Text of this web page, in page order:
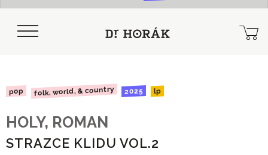
pop folk, world, & country 2025 lp
HOLY, ROMAN
STRAZCE KLIDU VOL.2